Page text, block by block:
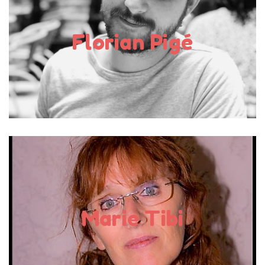
Florian Pigé
Florian Pigé entame un parcours créatif lorsqu’il intègre
l’école Emile-Cohl en 2009. Curieux de nature, sensible
aux tendances et nourri par un intérêt […]
En savoir plus
Marie Tibi
Autrice
J’ai grandi dans les Hauts de France, mais je vis en
Provence depuis 1977. À l’école, j’ai appris à écrire au
porte-plume , mes premières lectures étaient les fables
de La Fontaine ou les poèmes de Jacques Prévert […]